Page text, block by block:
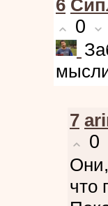
6
0
7
0
что